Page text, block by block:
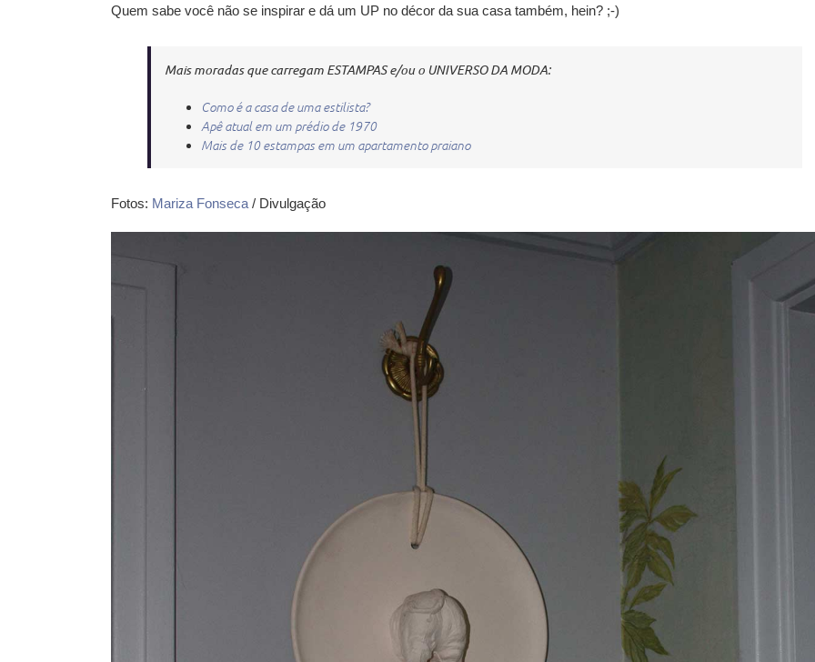
Quem sabe você não se inspirar e dá um UP no décor da sua casa também, hein? ;-)
Mais moradas que carregam ESTAMPAS e/ou o UNIVERSO DA MODA:
Como é a casa de uma estilista?
Apê atual em um prédio de 1970
Mais de 10 estampas em um apartamento praiano
Fotos: Mariza Fonseca / Divulgação